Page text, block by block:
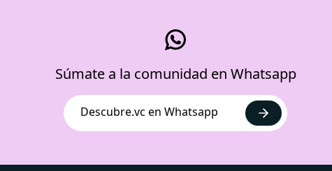
Súmate a la comunidad en Whatsapp
Descubre.vc en Whatsapp